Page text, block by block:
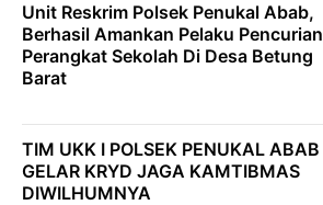
Unit Reskrim Polsek Penukal Abab,
Berhasil Amankan Pelaku Pencurian
Perangkat Sekolah Di Desa Betung
Barat
TIM UKK I POLSEK PENUKAL ABAB
GELAR KRYD JAGA KAMTIBMAS
DIWILHUMNYA